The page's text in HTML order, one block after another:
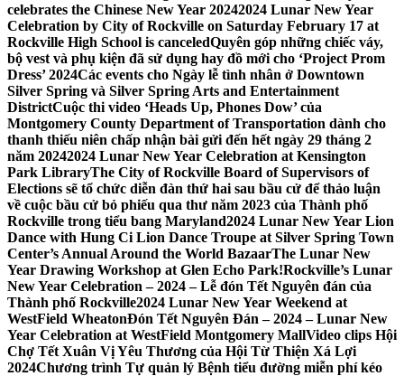
celebrates the Chinese New Year 20242024 Lunar New Year
Celebration by City of Rockville on Saturday February 17 at
Rockville High School is canceledQuyên góp những chiếc váy,
bộ vest và phụ kiện đã sử dụng hay đồ mới cho ‘Project Prom
Dress’ 2024Các events cho Ngày lễ tình nhân ở Downtown
Silver Spring và Silver Spring Arts and Entertainment
DistrictCuộc thi video ‘Heads Up, Phones Dow’ của
Montgomery County Department of Transportation dành cho
thanh thiếu niên chấp nhận bài gửi đến hết ngày 29 tháng 2
năm 20242024 Lunar New Year Celebration at Kensington
Park LibraryThe City of Rockville Board of Supervisors of
Elections sẽ tổ chức diễn đàn thứ hai sau bầu cử để thảo luận
về cuộc bầu cử bỏ phiếu qua thư năm 2023 của Thành phố
Rockville trong tiểu bang Maryland2024 Lunar New Year Lion
Dance with Hung Ci Lion Dance Troupe at Silver Spring Town
Center’s Annual Around the World BazaarThe Lunar New
Year Drawing Workshop at Glen Echo Park!Rockville’s Lunar
New Year Celebration – 2024 – Lễ đón Tết Nguyên đán của
Thành phố Rockville2024 Lunar New Year Weekend at
WestField WheatonĐón Tết Nguyên Đán – 2024 – Lunar New
Year Celebration at WestField Montgomery MallVideo clips Hội
Chợ Tết Xuân Vị Yêu Thương của Hội Từ Thiện Xá Lợi
2024Chương trình Tự quản lý Bệnh tiểu đường miễn phí kéo